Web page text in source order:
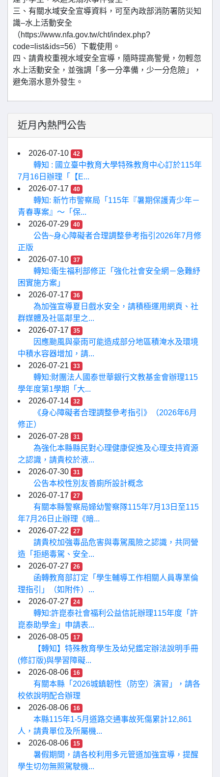
三、有關水域安全宣導資料，可至內政部消防署防災知
識–水上活動安全
（https://www.nfa.gov.tw/cht/index.php?
code=list&ids=56）下載使用。
四、請貴校重視水域安全宣導，隨時提高警覺，勿輕忽
水上活動安全，並強調「多一分準備，少一分危險」，
避免溺水意外發生。
近月內熱門公告
2026-07-10 42
轉知 : 國立臺中教育大學特殊教育中心訂於115年
7月16日辦理「【E...
2026-07-17
40
轉知: 新竹市警察局「115年『暑期保護青少年－
青春專案』〜「保...
2026-07-29
40
公告~身心障礙者合理調整參考指引2026年7月修
正版
2026-07-10
37
轉知:衛生福利部修正「強化社會安全網－急難紓
困實施方案」
2026-07-17
36
為加強宣導夏日戲水安全，請積極運用網頁、社
群媒體及社區鄰里之...
2026-07-17
35
因應颱風與豪雨可能造成部分地區積淹水及環境
中積水容器增加，請...
2026-07-21
33
轉知:財團法人國泰世華銀行文教基金會辦理115
學年度第1學期「大...
2026-07-14
32
《身心障礙者合理調整參考指引》（2026年6月
修正）
2026-07-28
31
為強化本縣縣民對心理健康促進及心理支持資源
之認識，請貴校於液...
2026-07-30
31
公告本校性別友善廁所設計概念
2026-07-17
27
有關本縣警察局婦幼警察隊115年7月13日至115
年7月26日止辦理《暗...
2026-07-22
27
請貴校加強毒品危害與毒駕風險之認識，共同營
造「拒絕毒駕、安全...
2026-07-27
26
函轉教育部訂定「學生輔導工作相關人員專業倫
理指引」（如附件）...
2026-07-27
24
轉知:許崑泰社會福利公益信託辦理115年度「許
崑泰助學金」申請表...
2026-08-05
17
【轉知】特殊教育學生及幼兒鑑定辦法說明手冊
(修訂版)與學習障礙...
2026-08-06
16
有關本縣「2026城鎮韌性（防空）演習」，請各
校依說明配合辦理
2026-08-06
16
本縣115年1-5月道路交通事故死傷累計12,861
人，請貴單位及所屬機...
2026-08-06
15
暑假期間，請各校利用多元管道加強宣導，提醒
學生切勿無照駕駛機...